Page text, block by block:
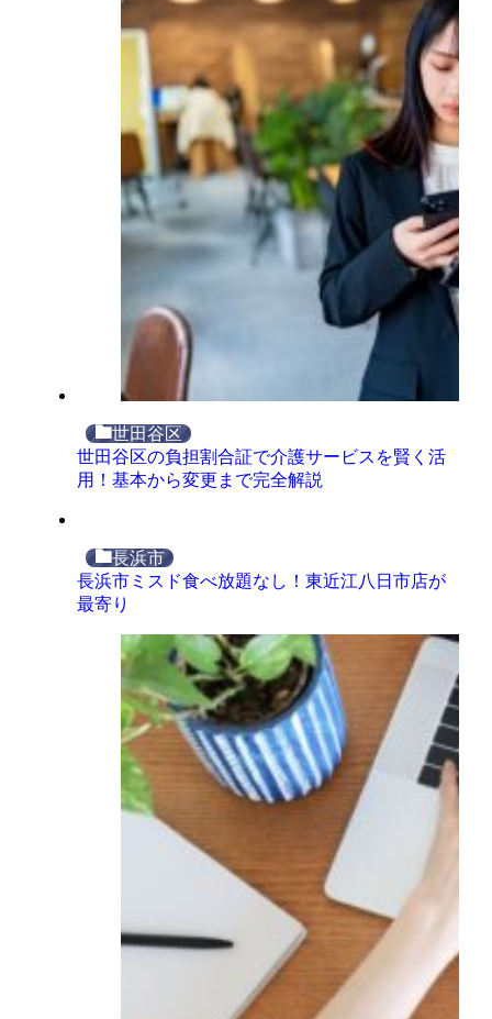
世田谷区
世田谷区の負担割合証で介護サービスを賢く活
用！基本から変更まで完全解説
長浜市
長浜市ミスド食べ放題なし！東近江八日市店が
最寄り